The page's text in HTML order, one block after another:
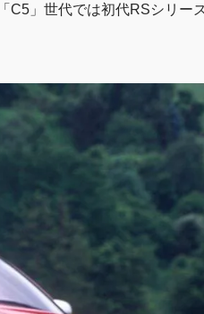
C5」世代では初代RSシリー